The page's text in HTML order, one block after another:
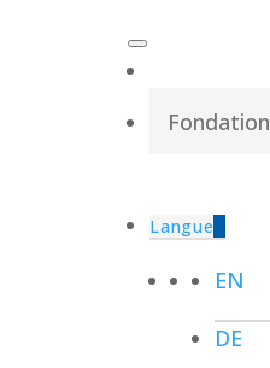
Fondation
Langue
EN
DE